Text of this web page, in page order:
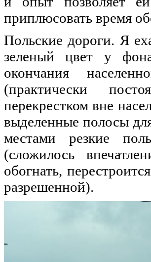
приплюсовать время
Польские дороги. Я
зеленый
цвет у
окончания
(практически
перекрестком вне
выделенные полосы
местами
резкие
(сложилось
обогнать, перестроится
разрешенной).